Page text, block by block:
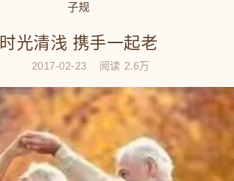
子规
时光清浅 携手一起老
2017-02-23 阅读 2.6万